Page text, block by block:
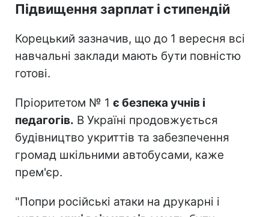
Підвищення зарплат і стипендій
Корецький зазначив, що до 1 вересня всі
навчальні заклади мають бути повністю
готові.
Пріоритетом № 1 є безпека учнів і
педагогів. В Україні продовжується
будівництво укриттів та забезпечення
громад шкільними автобусами, каже
прем'єр.
"Попри російські атаки на друкарні і